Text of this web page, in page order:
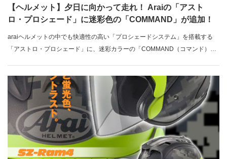
【ヘルメット】夕日に向かって走れ！ Araiの「アスト
ロ・プロシェード」に迷彩色の「COMMAND」が追加！
araiヘルメットの中でも快適性の高い「プロシェードシステム」を搭載する
「アストロ・プロシェード」に、迷彩カラーの「COMMAND（コマンド）」